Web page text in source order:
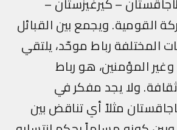
ويجمع بين القبائل
رباط موحّد، يلتقي
هو رباط
ولا يجد مفكر في
مثلاً أي تناقض بين